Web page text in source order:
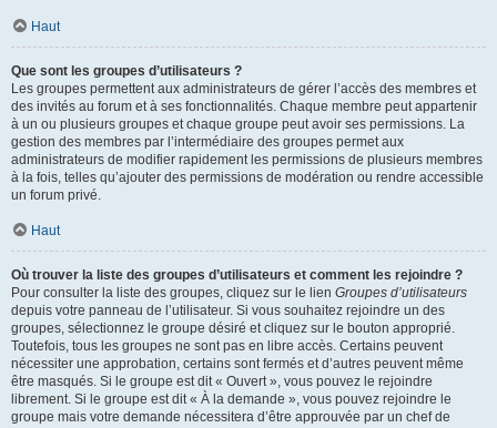
Haut
Que sont les groupes d’utilisateurs ?
Les groupes permettent aux administrateurs de gérer l’accès des membres et
des invités au forum et à ses fonctionnalités. Chaque membre peut appartenir
à un ou plusieurs groupes et chaque groupe peut avoir ses permissions. La
gestion des membres par l’intermédiaire des groupes permet aux
administrateurs de modifier rapidement les permissions de plusieurs membres
à la fois, telles qu’ajouter des permissions de modération ou rendre accessible
un forum privé.
Haut
Où trouver la liste des groupes d’utilisateurs et comment les rejoindre ?
Pour consulter la liste des groupes, cliquez sur le lien Groupes d’utilisateurs
depuis votre panneau de l’utilisateur. Si vous souhaitez rejoindre un des
groupes, sélectionnez le groupe désiré et cliquez sur le bouton approprié.
Toutefois, tous les groupes ne sont pas en libre accès. Certains peuvent
nécessiter une approbation, certains sont fermés et d’autres peuvent même
être masqués. Si le groupe est dit « Ouvert », vous pouvez le rejoindre
librement. Si le groupe est dit « À la demande », vous pouvez rejoindre le
groupe mais votre demande nécessitera d’être approuvée par un chef de